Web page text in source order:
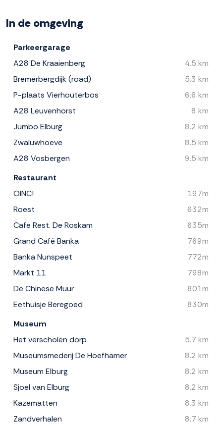
In de omgeving
Parkeergarage
A28 De Kraaienberg
4.5 km
Bremerbergdijk (road)
5.3 km
P-plaats Vierhouterbos
6.6 km
A28 Leuvenhorst
8 km
Jumbo Elburg
8.2 km
Zwaluwhoeve
8.5 km
A28 Vosbergen
9.5 km
Restaurant
OINC!
197m
Roest
632m
Cafe Rest. De Roskam
635m
Grand Café Banka
769m
Banka Nunspeet
772m
Markt 11
798m
De Chinese Muur
801m
Eethuisje Beregoed
830m
Museum
Het verscholen dorp
5.7 km
Museumsmederij De Hoefhamer
8.2 km
Museum Elburg
8.2 km
Sjoel van Elburg
8.2 km
Kazematten
8.3 km
Zandverhalen
8.7 km